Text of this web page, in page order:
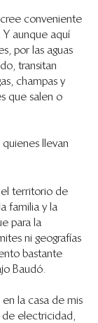
conveniente
aunque aquí
por las aguas
transitan
champas y
que salen o
llevan
el territorio de
familia y la
para la
ni geografías
bastante
Baudó.
la casa de mis
de electricidad,